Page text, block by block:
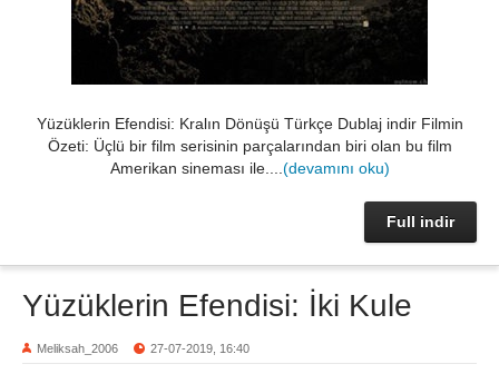
Yüzüklerin Efendisi: Kralın Dönüşü Türkçe Dublaj indir Filmin
Özeti: Üçlü bir film serisinin parçalarından biri olan bu film
Amerikan sineması ile.... (devamını oku)
Full indir
Yüzüklerin Efendisi: İki Kule
Meliksah_2006 27-07-2019, 16:40